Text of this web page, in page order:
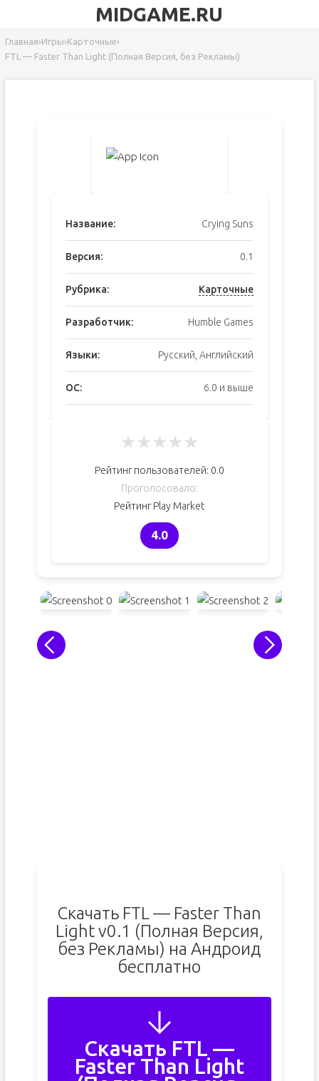
MIDGAME.RU
Главная›Игры›Карточные›
FTL — Faster Than Light (Полная Версия, без Рекламы)
Название: Crying Suns
Версия: 0.1
Рубрика: Карточные
Разработчик: Humble Games
Языки: Русский, Английский
ОС: 6.0 и выше
★★★★★
Рейтинг пользователей: 0.0
Проголосовало:
Рейтинг Play Market
4.0
Скачать FTL — Faster Than
Light v0.1 (Полная Версия,
без Рекламы) на Андроид
бесплатно
Скачать FTL —
Faster Than Light